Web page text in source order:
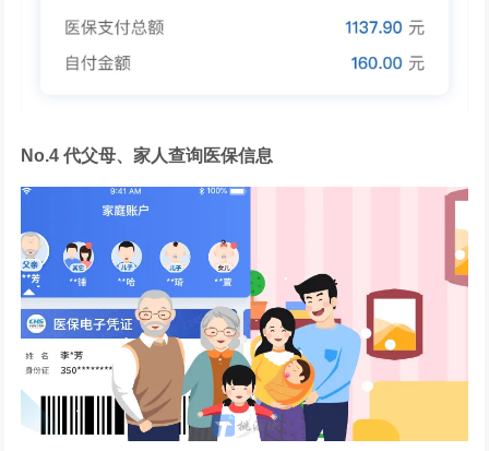
No.4 代父母、家人查询医保信息